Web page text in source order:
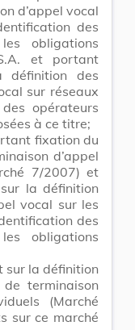
d’appel vocal
des
obligations
et portant
définition des
sur réseaux
opérateurs
à ce titre;
fixation du
d’appel
7/2007) et
sur la définition
vocal sur les
des
obligations
sur la définition
terminaison
(Marché
sur ce marché